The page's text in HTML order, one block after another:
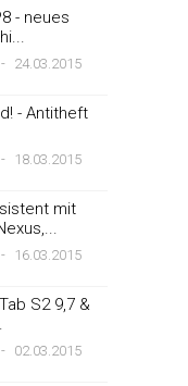
- neues
- 24.03.2015
- Antitheft
- 18.03.2015
mit
- 16.03.2015
S2 9,7 &
- 02.03.2015